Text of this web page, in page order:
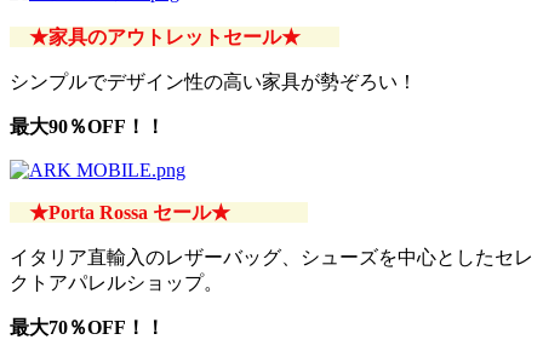
★家具のアウトレット セール★
シンプルでデザイン性の高い家具が勢ぞろい！
最大90％OFF！！
★Porta Rossa セール★
イタリア直輸入のレザーバッグ、シューズを中心としたセレ
クトアパレルショップ。
最大70％OFF！！